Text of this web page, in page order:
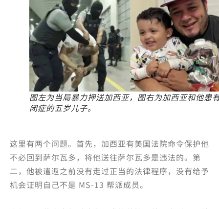
图左为当局暴力押送加西亚，图右为加西亚和他患
闭症的五岁儿子。
这里有两个问题。首先，加西亚有美国法院命令保护他
不必回到萨尔瓦多，将他送往萨尔瓦多是违法的。第
二，他被遣返之前没有走过正当的法律程序，没有给予
机会证明自己不是 MS-13 帮派成员。